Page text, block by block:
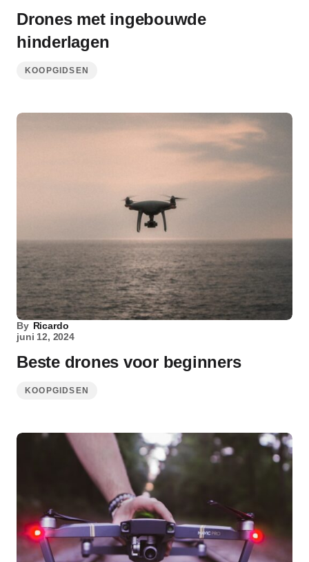
Drones met ingebouwde
hinderlagen
KOOPGIDSEN
By Ricardo
juni 12, 2024
Beste drones voor beginners
KOOPGIDSEN